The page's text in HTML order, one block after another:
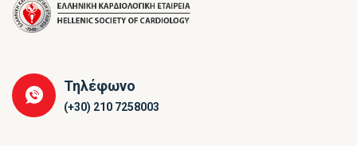
Τηλέφωνο
(+30) 210 7258003